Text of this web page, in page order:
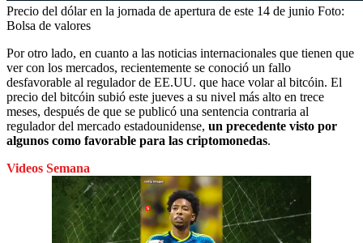
Precio del dólar en la jornada de apertura de este 14 de junio Foto:
Bolsa de valores
Por otro lado, en cuanto a las noticias internacionales que tienen que
ver con los mercados, recientemente se conoció un fallo
desfavorable al regulador de EE.UU. que hace volar al bitcóin. El
precio del bitcóin subió este jueves a su nivel más alto en trece
meses, después de que se publicó una sentencia contraria al
regulador del mercado estadounidense, un precedente visto por
algunos como favorable para las criptomonedas.
Videos Semana